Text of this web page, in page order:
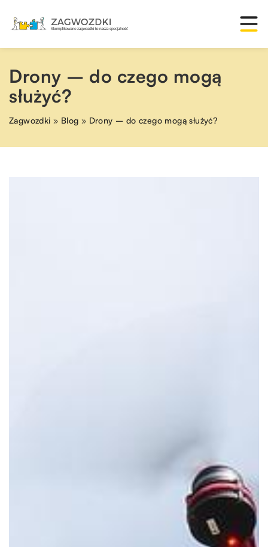
Drony – do czego mogą
służyć?
Zagwozdki » Blog » Drony – do czego mogą służyć?